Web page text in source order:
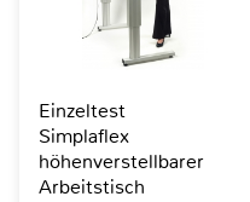
Einzeltest
Simplaflex
höhenverstellbarer
Arbeitstisch